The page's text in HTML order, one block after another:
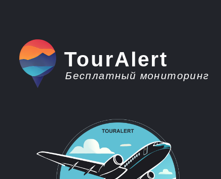
TourAlert
Бесплатный мониторинг